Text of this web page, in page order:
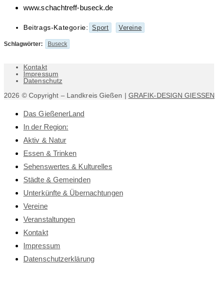
www.schachtreff-buseck.de
Beitrags-Kategorie: Sport Vereine
Schlagwörter: Buseck
Kontakt
Impressum
Datenschutz
2026 © Copyright – Landkreis Gießen | GRAFIK-DESIGN GIESSEN
Das GießenerLand
In der Region:
Aktiv & Natur
Essen & Trinken
Sehenswertes & Kulturelles
Städte & Gemeinden
Unterkünfte & Übernachtungen
Vereine
Veranstaltungen
Kontakt
Impressum
Datenschutz­erklärung